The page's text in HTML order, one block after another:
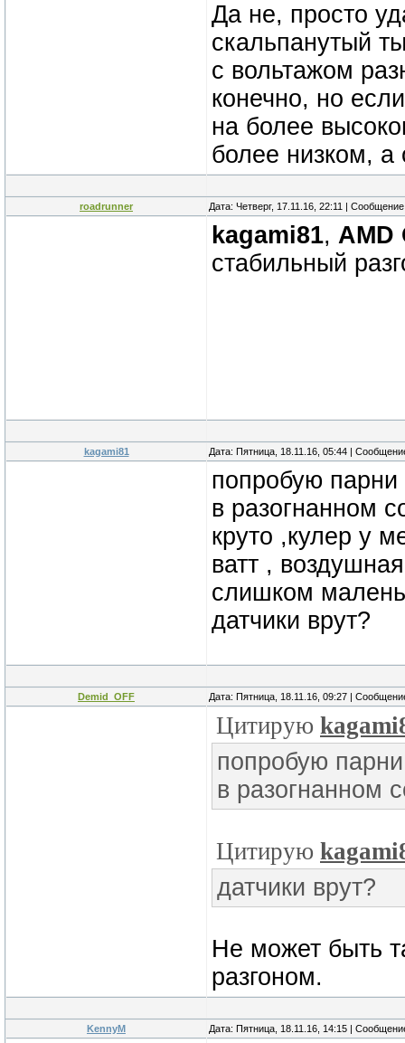
Да не, просто
скальпанутый
с вольтажом
конечно, но
на более
более низком, а
roadrunner Дата: Четверг, 17.11.16, 22:11 |
kagami81, AMD
стабильный
kagami81 Дата: Пятница, 18.11.16, 05:44 |
попробую парни
в разогнанном
круто ,кулер у
ватт ,
слишком
датчики врут?
Demid_OFF Дата: Пятница, 18.11.16, 09:27 |
Цитирую
попробую
в разогнанном
Цитирую
датчики врут?
Не может быть
разгоном.
KennyM Дата: Пятница, 18.11.16, 14:15 |